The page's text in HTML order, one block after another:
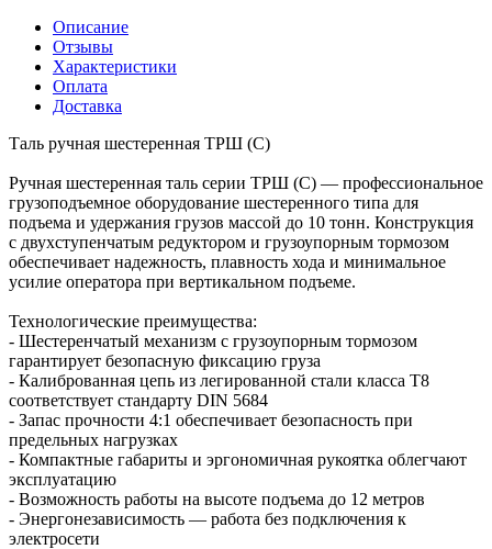
Описание
Отзывы
Характеристики
Оплата
Доставка
Таль ручная шестеренная ТРШ (C)
Ручная шестеренная таль серии ТРШ (C) — профессиональное
грузоподъемное оборудование шестеренного типа для
подъема и удержания грузов массой до 10 тонн. Конструкция
с двухступенчатым редуктором и грузоупорным тормозом
обеспечивает надежность, плавность хода и минимальное
усилие оператора при вертикальном подъеме.
Технологические преимущества:
- Шестеренчатый механизм с грузоупорным тормозом
гарантирует безопасную фиксацию груза
- Калиброванная цепь из легированной стали класса Т8
соответствует стандарту DIN 5684
- Запас прочности 4:1 обеспечивает безопасность при
предельных нагрузках
- Компактные габариты и эргономичная рукоятка облегчают
эксплуатацию
- Возможность работы на высоте подъема до 12 метров
- Энергонезависимость — работа без подключения к
электросети